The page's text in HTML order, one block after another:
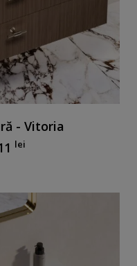
- Vitoria
lei